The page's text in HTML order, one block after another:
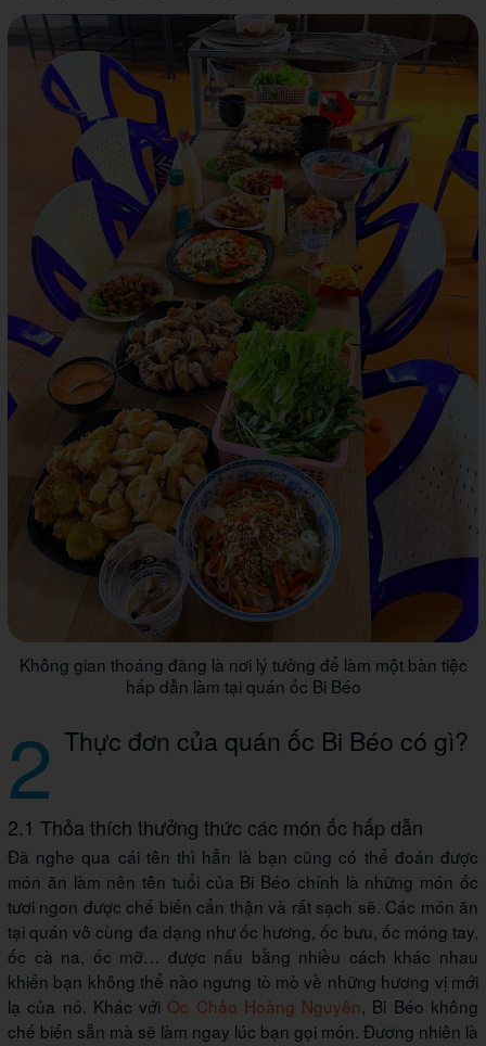
Không gian thoáng đãng là nơi lý tưởng để làm một bàn tiệc
hấp dẫn làm tại quán ốc Bi Béo
2 Thực đơn của quán ốc Bi Béo có gì?
2.1 Thỏa thích thưởng thức các món ốc hấp dẫn
Đã nghe qua cái tên thì hẳn là bạn cũng có thể đoán được
món ăn làm nên tên tuổi của Bi Béo chính là những món ốc
tươi ngon được chế biến cẩn thận và rất sạch sẽ. Các món ăn
tại quán vô cùng đa dạng như ốc hương, ốc bưu, ốc móng tay,
ốc cà na, ốc mỡ… được nấu bằng nhiều cách khác nhau
khiến bạn không thể nào ngưng tò mò về những hương vị mới
lạ của nó. Khác với Ốc Chảo Hoàng Nguyên, Bi Béo không
chế biến sẵn mà sẽ làm ngay lúc bạn gọi món. Đương nhiên là